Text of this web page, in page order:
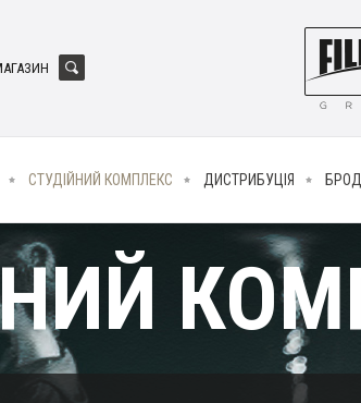
СТУДІЙНИЙ КОМПЛЕКС ДИСТРИБУЦІЯ